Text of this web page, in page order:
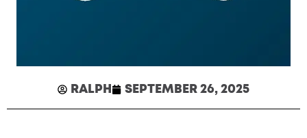
RALPH SEPTEMBER 26, 2025